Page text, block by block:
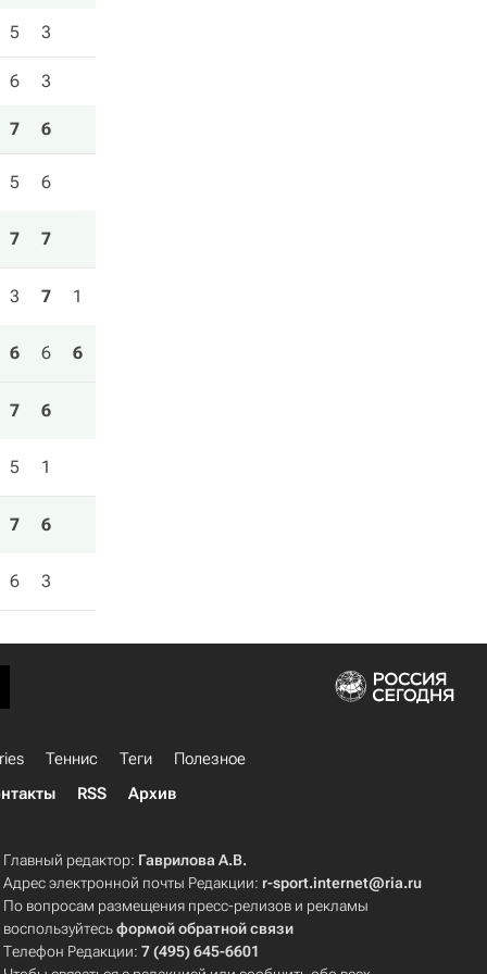
5 3
6 3
7 6
5 6
7 7
3 7 1
6 6 6
7 6
5 1
7 6
6 3
Теннис Теги
Полезное
RSS Архив
Главный редактор: Гаврилова А.В.
Адрес электронной почты Редакции: r-sport.internet@ria.ru
По вопросам размещения пресс-релизов и рекламы
воспользуйтесьформой обратной связи
Телефон Редакции:7 (495) 645-6601